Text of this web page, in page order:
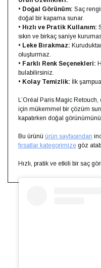
• Doğal Görünüm: Saç
doğal bir kapama sunar.
• Hızlı ve Pratik Kullanım:
sıkın ve birkaç saniye
• Leke Bırakmaz:
oluşturmaz.
• Farklı Renk Seçenekleri:
bulabilirsiniz.
• Kolay Temizlik: İlk
L’Oréal Paris Magic
için mükemmel bir çözüm
kapatırken doğal
Bu ürünü ürün sayfasından
fırsatlar kategorimize göz
Hızlı, pratik ve etkili bir saç